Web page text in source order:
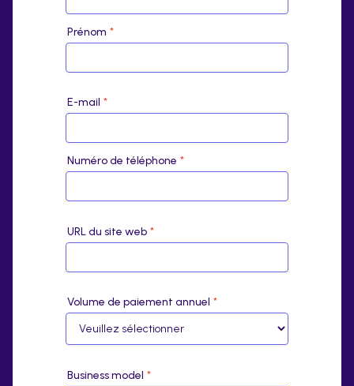
Prénom *
E-mail *
Numéro de téléphone *
URL du site web *
Volume de paiement annuel *
Business model *